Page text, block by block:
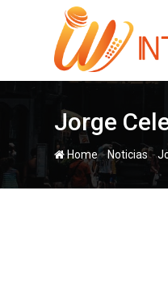
Jorge
Home-Noticias-